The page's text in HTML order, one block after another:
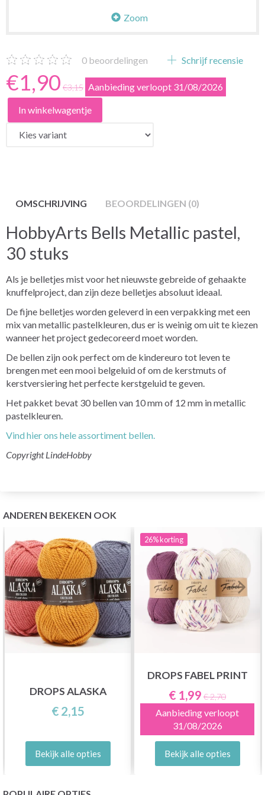
Zoom
0 beoordelingen Schrijf recensie
€1,90 €3,15 Aanbieding verloopt 31/08/2026
In winkelwagentje
OMSCHRIJVING BEOORDELINGEN (0)
HobbyArts Bells Metallic pastel,
30 stuks
Als je belletjes mist voor het nieuwste gebreide of gehaakte
knuffelproject, dan zijn deze belletjes absoluut ideaal.
De fijne belletjes worden geleverd in een verpakking met een
mix van metallic pastelkleuren, dus er is weinig om uit te kiezen
wanneer het project gedecoreerd moet worden.
De bellen zijn ook perfect om de kindereuro tot leven te
brengen met een mooi belgeluid of om de kerstmuts of
kerstversiering het perfecte kerstgeluid te geven.
Het pakket bevat 30 bellen van 10 mm of 12 mm in metallic
pastelkleuren.
Vind hier ons hele assortiment bellen.
Copyright LindeHobby
ANDEREN BEKEKEN OOK
DROPS ALASKA
€ 2,15
Bekijk alle opties
26%korting
DROPS FABEL PRINT
€ 1,99 € 2,70
Aanbieding verloopt
31/08/2026
Bekijk alle opties